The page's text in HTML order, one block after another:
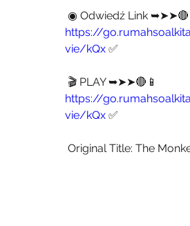
https://
vie/kQx ✅
https://
vie/kQx ✅
Original Title: The